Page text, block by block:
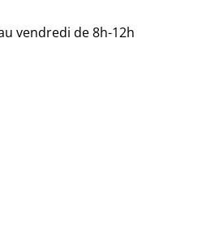
vendredi de 8h-12h